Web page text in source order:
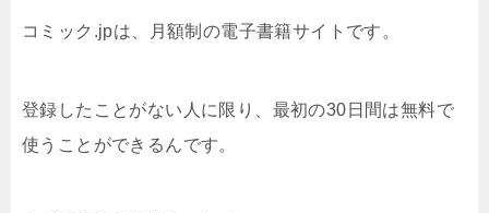
コミック.jpは、月額制の電子書籍サイトです。
登録したことがない人に限り、最初の30日間は無料で
使うことができるんです。